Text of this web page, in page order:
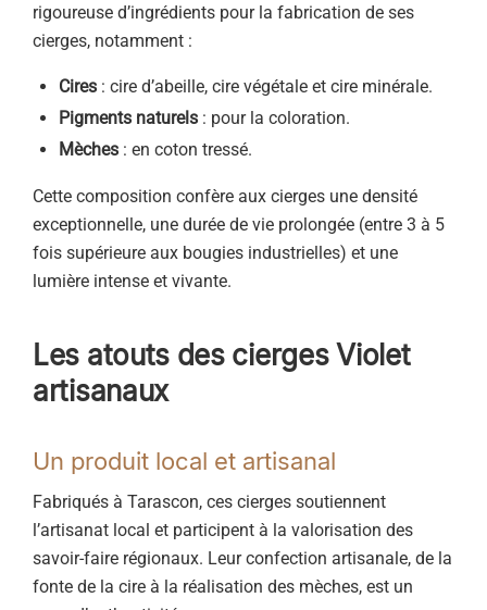
rigoureuse d’ingrédients pour la fabrication de ses
cierges, notamment :
Cires : cire d’abeille, cire végétale et cire minérale.
Pigments naturels : pour la coloration.
Mèches : en coton tressé.
Cette composition confère aux cierges une densité
exceptionnelle, une durée de vie prolongée (entre 3 à 5
fois supérieure aux bougies industrielles) et une
lumière intense et vivante.
Les atouts des cierges Violet
artisanaux
Un produit local et artisanal
Fabriqués à Tarascon, ces cierges soutiennent
l’artisanat local et participent à la valorisation des
savoir-faire régionaux. Leur confection artisanale, de la
fonte de la cire à la réalisation des mèches, est un